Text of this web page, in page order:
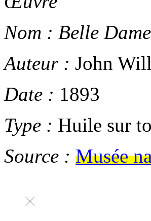
Nom : Belle
Auteur : John
Date : 1893
Type : Huile sur
Source : Musée